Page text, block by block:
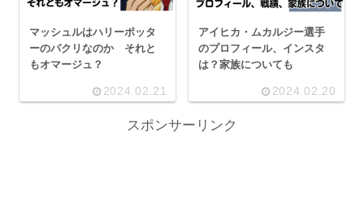
マッシュルはハリーポッタ
ーのパクリなのか それと
もオマージュ？
2024.02.21
アイヒカ・ムカルジー選手
のプロフィール、インスタ
は？家族についても
2024.02.20
スポンサーリンク